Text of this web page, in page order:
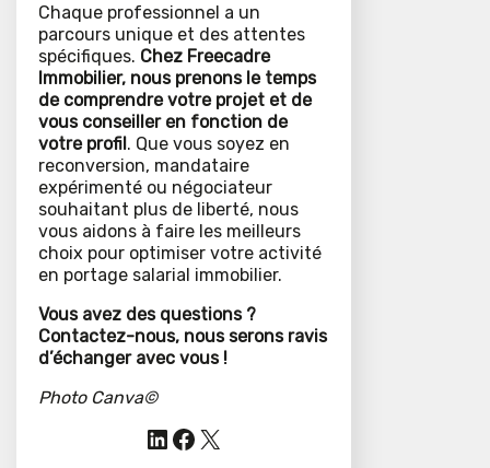
Chaque professionnel a un
parcours unique et des attentes
spécifiques. Chez Freecadre
Immobilier, nous prenons le temps
de comprendre votre projet et de
vous conseiller en fonction de
votre profil. Que vous soyez en
reconversion, mandataire
expérimenté ou négociateur
souhaitant plus de liberté, nous
vous aidons à faire les meilleurs
choix pour optimiser votre activité
en portage salarial immobilier.
Vous avez des questions ?
Contactez-nous, nous serons ravis
d’échanger avec vous !
Photo Canva©
LinkedIn
Facebook
X